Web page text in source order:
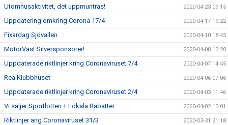
Utomhusaktivitet, det uppmuntras! 2020-04-23 09:15
Uppdatering omkring Corona 17/4 2020-04-17 19:22
Fixardag Sjövallen 2020-04-10 18:45
MotorVäst Silversponsorer! 2020-04-08 13:20
Uppdaterade riktlinjer kring Coronaviruset 7/4 2020-04-07 14:45
Rea Klubbhuset 2020-04-06 07:06
Uppdaterade riktlinjer kring Coronaviruset 2/4 2020-04-03 11:46
Vi säljer Sportlotten + Lokala Rabatter 2020-04-02 13:01
Riktlinjer ang Coronaviruset 31/3 2020-03-31 21:18